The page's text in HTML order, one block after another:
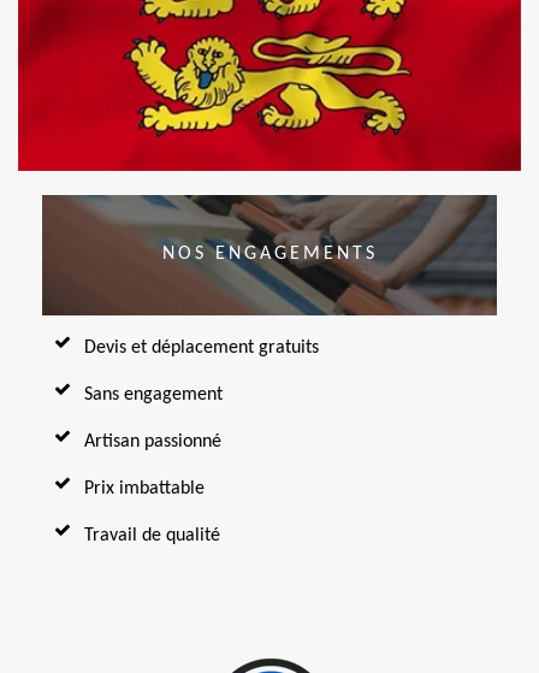
NOS ENGAGEMENTS
Devis et déplacement gratuits
Sans engagement
Artisan passionné
Prix imbattable
Travail de qualité